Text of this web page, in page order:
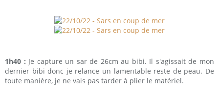
1h40 : Je capture un sar de 26cm au bibi. Il s'agissait de mon
dernier bibi donc je relance un lamentable reste de peau. De
toute manière, je ne vais pas tarder à plier le matériel.